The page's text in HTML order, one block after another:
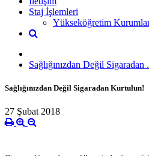
Staj İşlemleri
Yükseköğretim
Sağlığınızdan Değil Sigaradan
Sağlığınızdan Değil Sigaradan Kurtulun!
27 Şubat 2018